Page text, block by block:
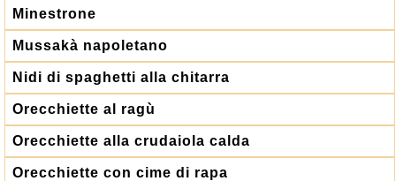
Minestrone
Mussakà napoletano
Nidi di spaghetti alla chitarra
Orecchiette al ragù
Orecchiette alla crudaiola calda
Orecchiette con cime di rapa